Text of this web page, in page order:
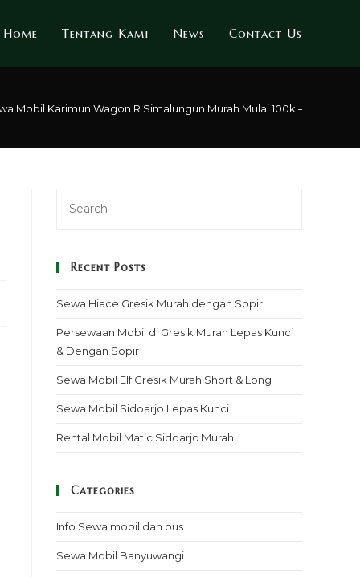
Home Tentang Kami News Contact Us
Mobil Karimun Wagon R Simalungun Murah Mulai 100k – Sopir &
Recent Posts
Sewa Hiace Gresik Murah dengan Sopir
Persewaan Mobil di Gresik Murah Lepas Kunci
& Dengan Sopir
Sewa Mobil Elf Gresik Murah Short & Long
Sewa Mobil Sidoarjo Lepas Kunci
Rental Mobil Matic Sidoarjo Murah
Categories
Info Sewa mobil dan bus
Sewa Mobil Banyuwangi